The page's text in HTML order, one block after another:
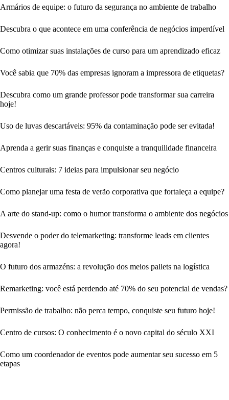
Armários de equipe: o futuro da segurança no ambiente de trabalho
Descubra o que acontece em uma conferência de negócios imperdível
Como otimizar suas instalações de curso para um aprendizado eficaz
Você sabia que 70% das empresas ignoram a impressora de etiquetas?
Descubra como um grande professor pode transformar sua carreira
hoje!
Uso de luvas descartáveis: 95% da contaminação pode ser evitada!
Aprenda a gerir suas finanças e conquiste a tranquilidade financeira
Centros culturais: 7 ideias para impulsionar seu negócio
Como planejar uma festa de verão corporativa que fortaleça a equipe?
A arte do stand-up: como o humor transforma o ambiente dos negócios
Desvende o poder do telemarketing: transforme leads em clientes
agora!
O futuro dos armazéns: a revolução dos meios pallets na logística
Remarketing: você está perdendo até 70% do seu potencial de vendas?
Permissão de trabalho: não perca tempo, conquiste seu futuro hoje!
Centro de cursos: O conhecimento é o novo capital do século XXI
Como um coordenador de eventos pode aumentar seu sucesso em 5
etapas